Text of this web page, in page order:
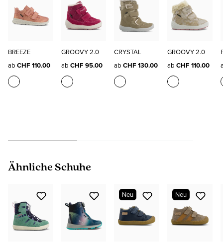
BREEZE
ab CHF 110.00
GROOVY 2.0
ab CHF 95.00
CRYSTAL
abCHF 130.00
GROOVY 2.0
ab CHF 110.00
Produktgalerie überspringen
Ähnliche Schuhe
Neu Neu